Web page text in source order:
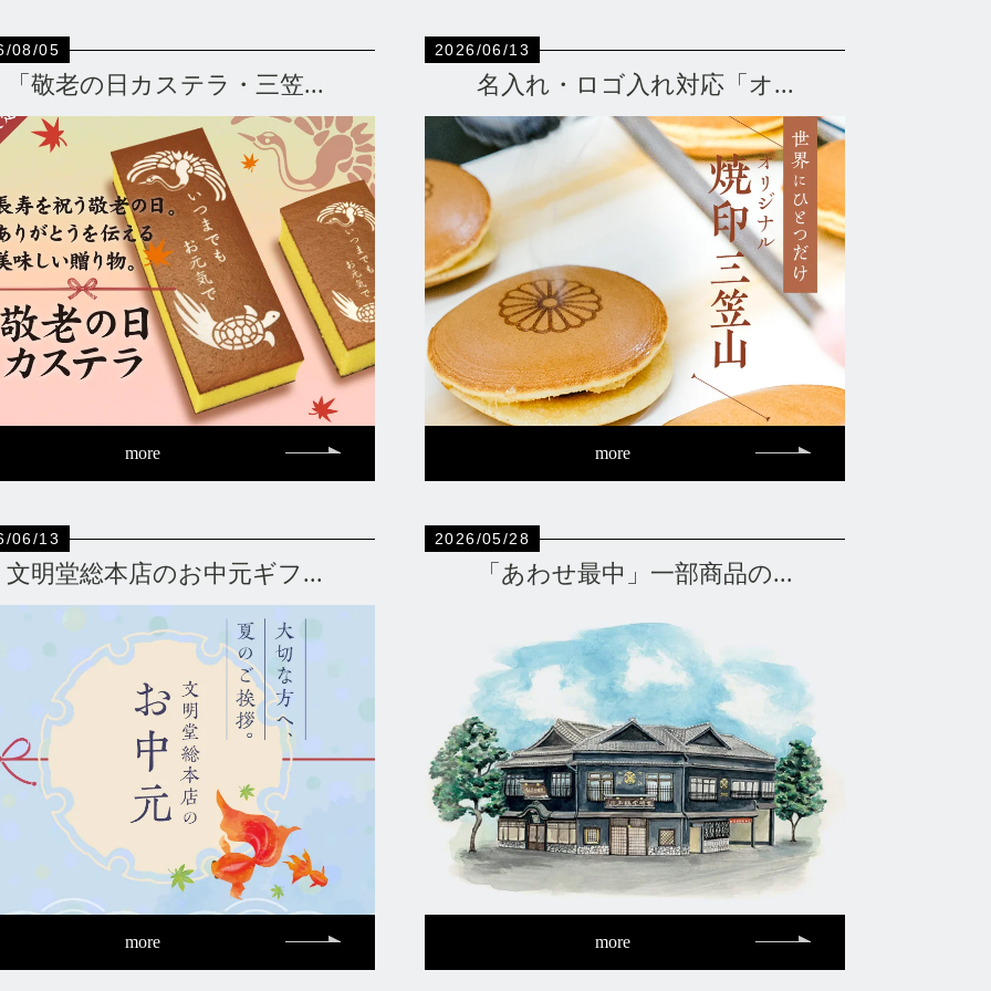
08/05
「敬老の日カステラ・三笠...
more
2026/06/13
名入れ・ロゴ入れ対応「オ...
more
06/13
文明堂総本店のお中元ギフ...
more
2026/05/28
「あわせ最中」一部商品の...
more